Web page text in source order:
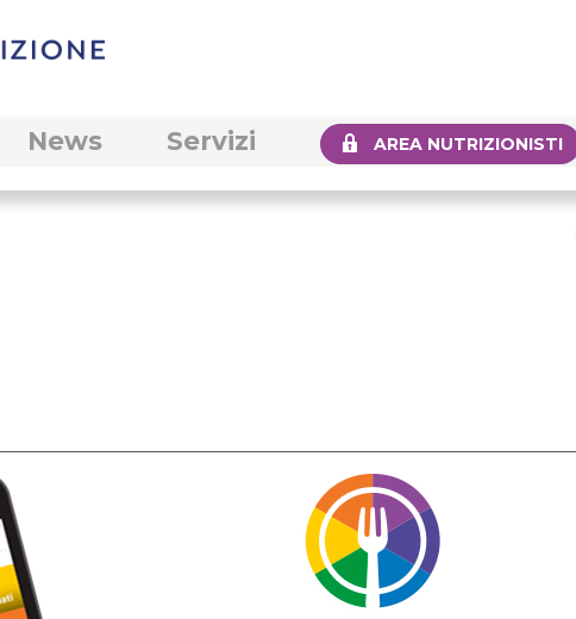
News Servizi AREA NUTRIZIONISTI